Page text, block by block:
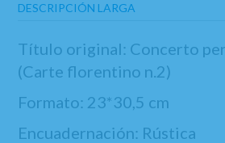
DESCRIPCIÓN LARGA
Título original: Concerto
(Carte florentino n.2)
Formato: 23*30,5 cm
Encuadernación: Rústica